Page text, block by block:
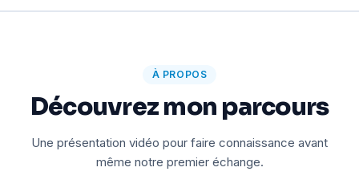
À PROPOS
Découvrez mon parcours
Une présentation vidéo pour faire connaissance avant
même notre premier échange.